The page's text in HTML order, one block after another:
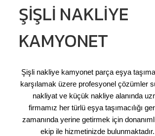
ŞIŞLI NAKLIYE
KAMYONET
Şişli nakliye kamyonet parça eşya taşıma
karşılamak üzere profesyonel çözümler
nakliyat ve küçük nakliye alanında
firmamız her türlü eşya taşımacılığı
zamanında yerine getirmek için
ekip ile hizmetinizde